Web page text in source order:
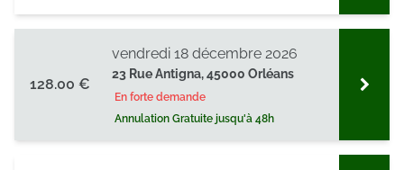
128.00 €
23 Rue Antigna, 45000 Orléans
En forte demande
Annulation Gratuite jusqu'à 48h
vendredi 18 décembre 2026